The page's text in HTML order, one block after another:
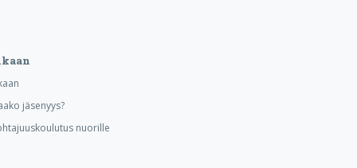
jäsenyys?
nuorille